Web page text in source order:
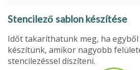
Stencilező sablon készítése
Időt takaríthatunk meg, ha
készítünk, amikor nagyobb
stencilezéssel díszíteni.